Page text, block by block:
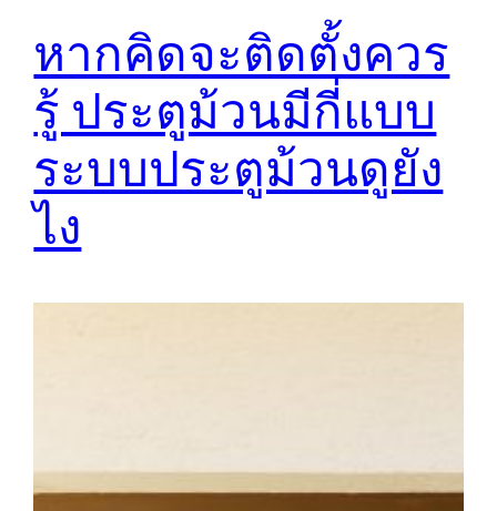
หากคิดจะติดตั้งควร
รู้ ประตูม้วนมีกี่แบบ
ระบบประตูม้วนดูยัง
ไง